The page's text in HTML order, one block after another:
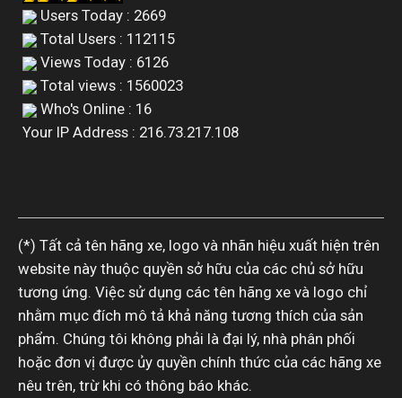
Users Today : 2669
Total Users : 112115
Views Today : 6126
Total views : 1560023
Who's Online : 16
Your IP Address : 216.73.217.108
(*) Tất cả tên hãng xe, logo và nhãn hiệu xuất hiện trên
website này thuộc quyền sở hữu của các chủ sở hữu
tương ứng. Việc sử dụng các tên hãng xe và logo chỉ
nhằm mục đích mô tả khả năng tương thích của sản
phẩm. Chúng tôi không phải là đại lý, nhà phân phối
hoặc đơn vị được ủy quyền chính thức của các hãng xe
nêu trên, trừ khi có thông báo khác.